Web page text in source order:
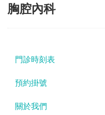
胸腔內科
門診時刻表
預約掛號
關於我們